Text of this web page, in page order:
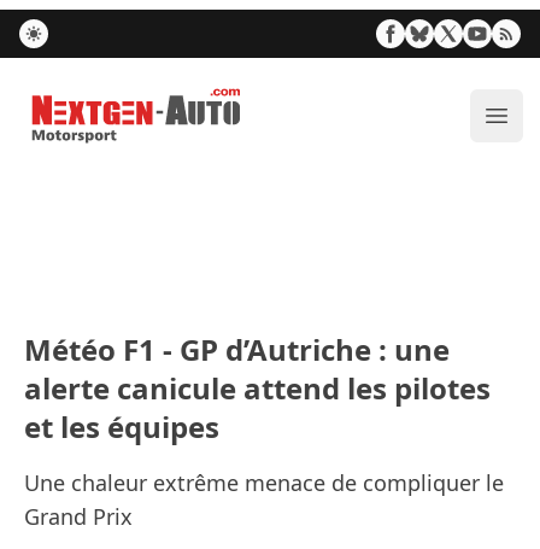
Nextgen-Auto.com
Météo F1 - GP d’Autriche : une
alerte canicule attend les pilotes
et les équipes
Une chaleur extrême menace de compliquer le
Grand Prix